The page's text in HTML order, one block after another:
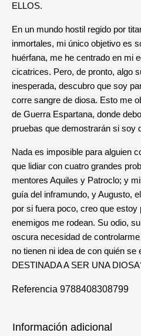
ELLOS.
En un mundo hostil regido por
inmortales, mi único objetivo es
huérfana, me he centrado en mi
cicatrices. Pero, de pronto, algo
inesperada, descubro que soy
corre sangre de diosa. Esto me
de Guerra Espartana, donde
pruebas que demostrarán si soy
Nada es imposible para alguien
que lidiar con cuatro grandes
mentores Aquiles y Patroclo; y
guía del inframundo, y Augusto,
por si fuera poco, creo que
enemigos me rodean. Su odio,
oscura necesidad de
no tienen ni idea de con quién
DESTINADA A SER UNA
Referencia 9788408308799
Información adicional